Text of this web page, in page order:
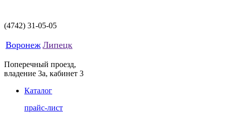
(4742) 31-05-05
Воронеж Липецк
Поперечный проезд,
владение 3а, кабинет 3
Каталог
прайс-лист